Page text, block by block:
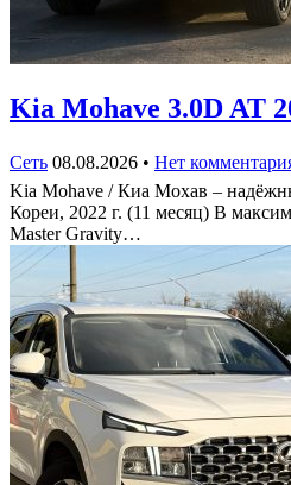
Kia Mohave 3.0D AT
Сеть 08.08.2026 • Нет
Kia Mohave / Киа Мохав –
Кореи, 2022 г. (11 месяц) В
Master Gravity…